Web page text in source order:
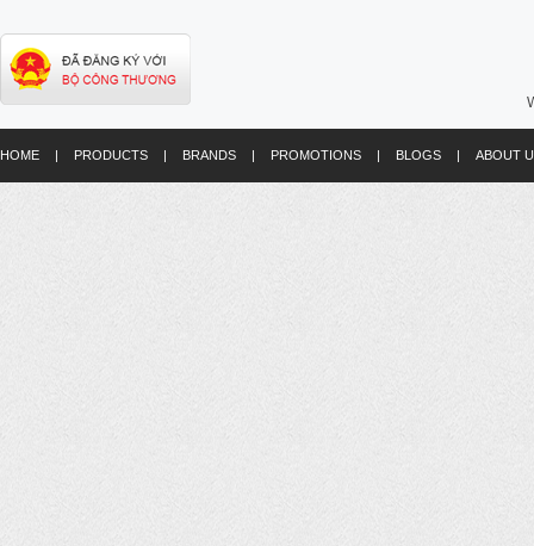
HOME | PRODUCTS | BRANDS | PROMOTIONS | BLOGS | ABOUT